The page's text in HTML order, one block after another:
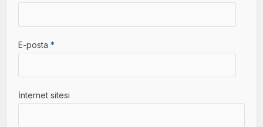
E-posta*
İnternet sitesi